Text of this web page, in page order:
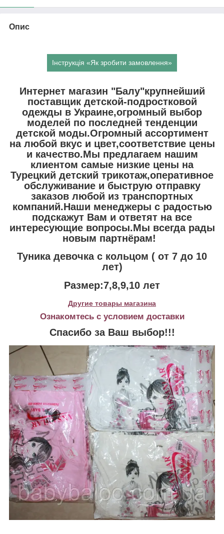
Опис
Інструкція «Як зробити замовлення»
Интернет магазин "Балу"крупнейший
поставщик детской-подростковой
одежды в Украине,огромный выбор
моделей по последней тенденции
детской моды.Огромный ассортимент
на любой вкус и цвет,соответствие цены
и качество.Мы предлагаем нашим
клиентом самые низкие цены на
Турецкий детский трикотаж,оперативное
обслуживание и быструю отправку
заказов любой из транспортных
компаний.Наши менеджеры с радостью
подскажут Вам и ответят на все
интересующие вопросы.Мы всегда рады
новым партнёрам!
Туника девочка с кольцом ( от 7 до 10
лет)
Размер:7,8,9,10 лет
Другие товары магазина
Ознакомтесь с условием доставки
Спасибо за Ваш выбор!!!